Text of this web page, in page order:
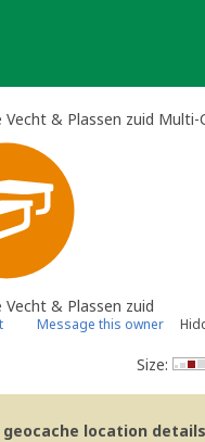
Vecht & Plassen zuid Multi-
& Plassen zuid
Message this owner
Size:
geocache location